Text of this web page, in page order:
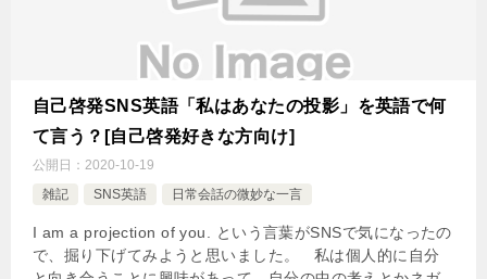
自己啓発SNS英語「私はあなたの投影」を英語で何
て言う？[自己啓発好きな方向け]
公開日： 2020-10-19
雑記
SNS英語 日常会話の微妙な一言
I am a projection of you. という言葉がSNSで気になったの
で、掘り下げてみようと思いました。 私は個人的に自分